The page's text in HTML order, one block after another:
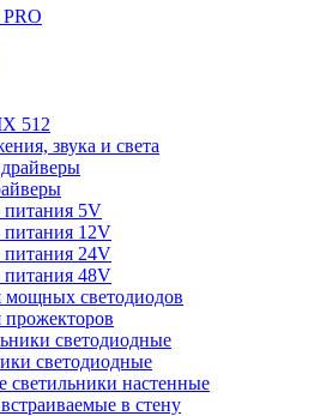
512
звука и света
5V
12V
24V
48V
мощных светодиодов
светодиодные
светильники настенные
в стену